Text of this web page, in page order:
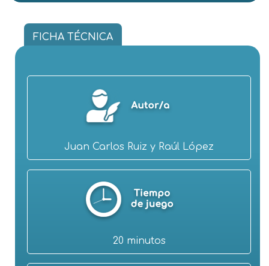
FICHA TÉCNICA
Juan Carlos Ruiz y Raúl López
20 minutos